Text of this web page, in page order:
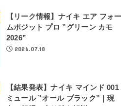
【リーク情報】ナイキ エア フォー
ムポジット プロ ”グリーン カモ
2026”
2026.07.18
【結果発表】ナイキ マインド 001
ミュール ”オール ブラック”｜現